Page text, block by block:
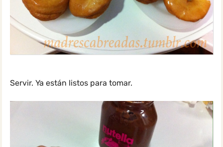
Servir. Ya están listos para tomar.